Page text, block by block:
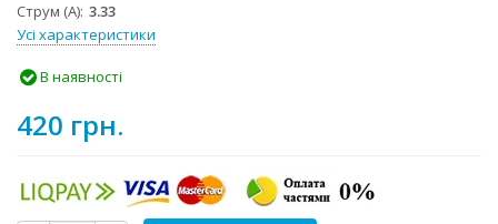
Струм (А) 3.33
Усі характеристики
В наявності
420 грн.